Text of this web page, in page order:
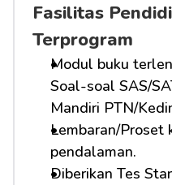
Fasilitas
Terprogram
Modul buku
Soal-soal SAS/
Mandiri PTN/
Lembaran/Proset
pendalaman.
Diberikan Tes